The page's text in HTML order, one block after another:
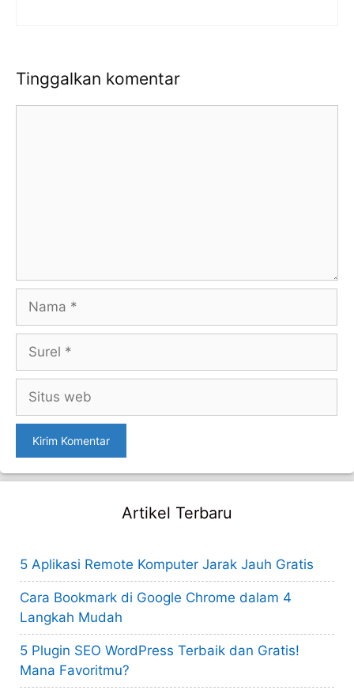
Tinggalkan komentar
Nama
Surel
Situs
web
Artikel Terbaru
5 Aplikasi Remote Komputer Jarak Jauh Gratis
Cara Bookmark di Google Chrome dalam 4
Langkah Mudah
5 Plugin SEO WordPress Terbaik dan Gratis!
Mana Favoritmu?